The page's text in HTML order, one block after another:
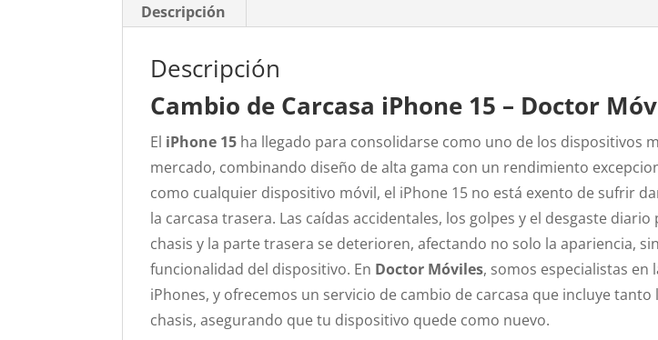
Descripción
Descripción
Cambio de Carcasa iPhone 15 – Doctor
El iPhone 15 ha llegado para consolidarse como uno de los dispositivos
mercado, combinando diseño de alta gama con un rendimiento
como cualquier dispositivo móvil, el iPhone 15 no está exento de sufrir
la carcasa trasera. Las caídas accidentales, los golpes y el desgaste
chasis y la parte trasera se deterioren, afectando no solo la apariencia,
funcionalidad del dispositivo. En Doctor Móviles, somos especialistas en
iPhones, y ofrecemos un servicio de cambio de carcasa que incluye
chasis, asegurando que tu dispositivo quede como nuevo.